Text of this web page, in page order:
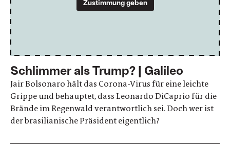
Zustimmung geben
Schlimmer als Trump? | Galileo
Jair Bolsonaro hält das Corona-Virus für eine leichte
Grippe und behauptet, dass Leonardo DiCaprio für die
Brände im Regenwald verantwortlich sei. Doch wer ist
der brasilianische Präsident eigentlich?